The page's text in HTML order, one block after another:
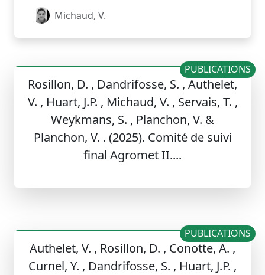
Michaud, V.
Rosillon, D. , Dandrifosse, S. , Authelet,
V. , Huart, J.P. , Michaud, V. , Servais, T. ,
Weykmans, S. , Planchon, V. &
Planchon, V. . (2025). Comité de suivi
final Agromet II....
PUBLICATIONS
Authelet, V. , Rosillon, D. , Conotte, A. ,
Curnel, Y. , Dandrifosse, S. , Huart, J.P. ,
PUBLICATIONS